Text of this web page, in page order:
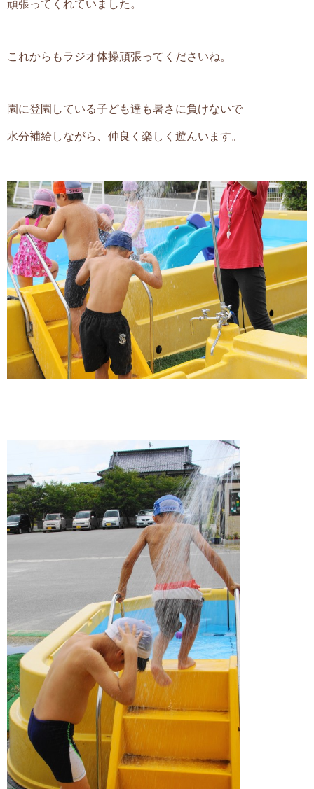
頑張ってくれていました。
これからもラジオ体操頑張ってくださいね。
園に登園している子ども達も暑さに負けないで
水分補給しながら、仲良く楽しく遊んいます。